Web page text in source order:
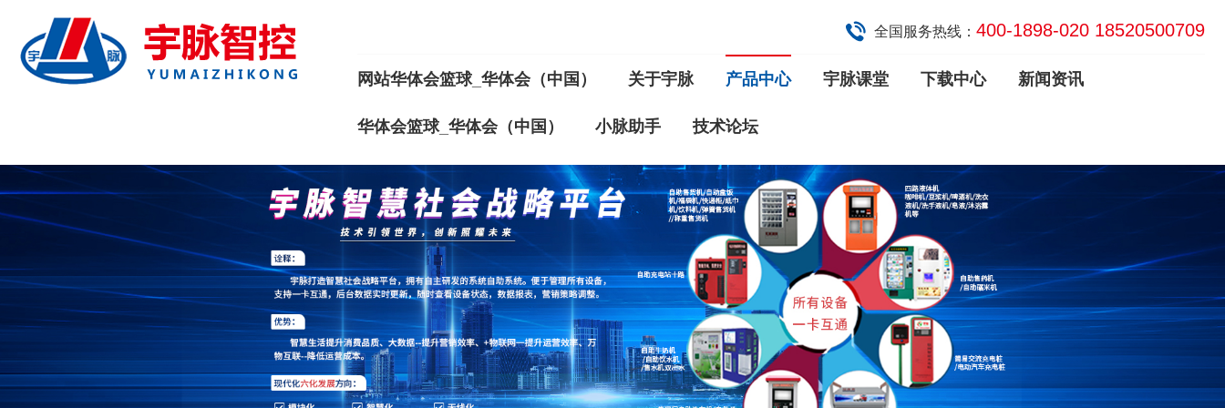
全国服务热线： 400-1898-020 18520500709
网站华体会篮球_华体会（中国） 关于宇脉 产品中心 宇脉课堂 下载中心 新闻资讯
华体会篮球_华体会（中国） 小脉助手 技术论坛